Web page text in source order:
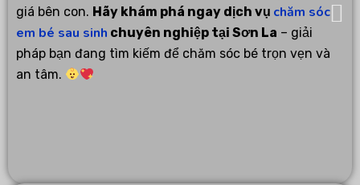
giá bên con. Hãy khám phá ngay dịch vụ chăm sóc
em bé sau sinh chuyên nghiệp tại Sơn La – giải
pháp bạn đang tìm kiếm để chăm sóc bé trọn vẹn và
an tâm.